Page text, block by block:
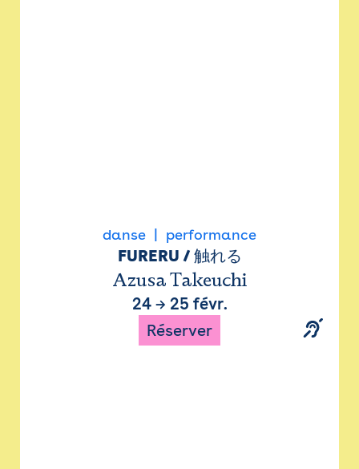
danse performance
FURERU / 触れる
Azusa Takeuchi
24→ 25 févr.
Réserver